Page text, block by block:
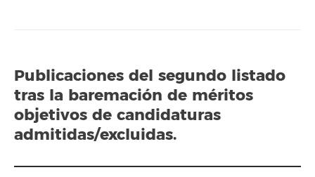
Publicaciones del segundo listado
tras la baremación de méritos
objetivos de candidaturas
admitidas/excluidas.